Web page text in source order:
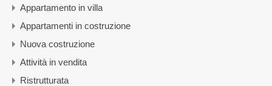
Appartamento in villa
Appartamenti in costruzione
Nuova costruzione
Attività in vendita
Ristrutturata